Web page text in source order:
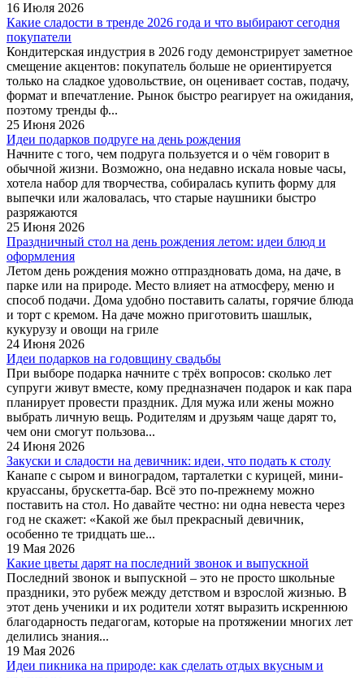
16 Июля 2026
Какие сладости в тренде 2026 года и что выбирают сегодня
покупатели
Кондитерская индустрия в 2026 году демонстрирует заметное
смещение акцентов: покупатель больше не ориентируется
только на сладкое удовольствие, он оценивает состав, подачу,
формат и впечатление. Рынок быстро реагирует на ожидания,
поэтому тренды ф...
25 Июня 2026
Идеи подарков подруге на день рождения
Начните с того, чем подруга пользуется и о чём говорит в
обычной жизни. Возможно, она недавно искала новые часы,
хотела набор для творчества, собиралась купить форму для
выпечки или жаловалась, что старые наушники быстро
разряжаются
25 Июня 2026
Праздничный стол на день рождения летом: идеи блюд и
оформления
Летом день рождения можно отпраздновать дома, на даче, в
парке или на природе. Место влияет на атмосферу, меню и
способ подачи. Дома удобно поставить салаты, горячие блюда
и торт с кремом. На даче можно приготовить шашлык,
кукурузу и овощи на гриле
24 Июня 2026
Идеи подарков на годовщину свадьбы
При выборе подарка начните с трёх вопросов: сколько лет
супруги живут вместе, кому предназначен подарок и как пара
планирует провести праздник. Для мужа или жены можно
выбрать личную вещь. Родителям и друзьям чаще дарят то,
чем они смогут пользова...
24 Июня 2026
Закуски и сладости на девичник: идеи, что подать к столу
Канапе с сыром и виноградом, тарталетки с курицей, мини-
круассаны, брускетта-бар. Всё это по-прежнему можно
поставить на стол. Но давайте честно: ни одна невеста через
год не скажет: «Какой же был прекрасный девичник,
особенно те тридцать ше...
19 Мая 2026
Какие цветы дарят на последний звонок и выпускной
Последний звонок и выпускной – это не просто школьные
праздники, это рубеж между детством и взрослой жизнью. В
этот день ученики и их родители хотят выразить искреннюю
благодарность педагогам, которые на протяжении многих лет
делились знания...
19 Мая 2026
Идеи пикника на природе: как сделать отдых вкусным и